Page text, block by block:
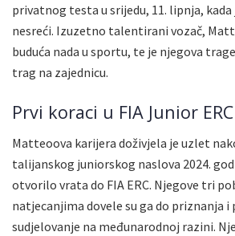
privatnog testa u srijedu, 11. lipnja,
nesreći. Izuzetno talentirani vozač,
buduća nada u sportu, te je njegova
trag na zajednicu.
Prvi koraci u FIA Junior ERC
Matteoova karijera doživjela je uzlet
talijanskog juniorskog naslova 2024.
otvorilo vrata do FIA ERC. Njegove tri
natjecanjima dovele su ga do priznanja i
sudjelovanje na međunarodnoj razini.